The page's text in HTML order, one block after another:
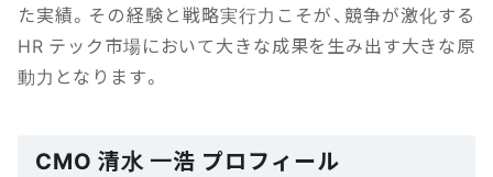
た実績。その経験と戦略実行力こそが、競争が激化する
HR テック市場において大きな成果を生み出す大きな原
動力となります。
CMO 清水 一浩 プロフィール